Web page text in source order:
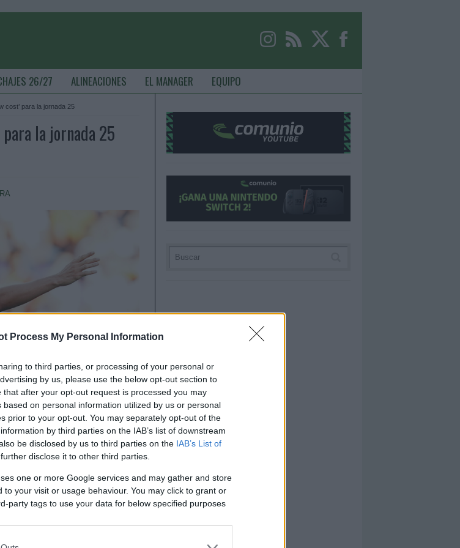
Process My Personal Information
to third parties, or processing of your personal or
by us, please use the below opt-out section to
after your opt-out request is processed you may
on personal information utilized by us or personal
prior to your opt-out. You may separately opt-out of the
by third parties on the IAB’s list of downstream
be disclosed by us to third parties on the IAB’s List of
disclose it to other third parties.
one or more Google services and may gather and store
to your visit or usage behaviour. You may click to grant or
party tags to use your data for below specified purposes
26/27 ALINEACIONES EL MANAGER EQUIPO
cost’ para la jornada 25
para la jornada 25
la jornada 25, a
un valor de mercado